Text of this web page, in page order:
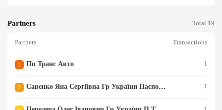
ЖЕННЯ 18600 КГ КАЛЕНДАР
03 МОДЕЛЬНИЙ РІК ВИГОТО
У СВОЄМУ СКЛАДІ РАДІОПР
ДАВАЛЬНИХ ПРИСТРОЇВ КР
АЇНА ВИРОБНИЦТВА NL ТО
Partners Total 19
Partners Transactions
1 Пп Транс Авто 1
2 Савенко Яна Сергіївна Гр України Паспорт Нм 453848 Виданий Ріпкинсь Україна Чернігівська Обл Ріпкинський Р Н Смт Ріпки С Глиненка 1